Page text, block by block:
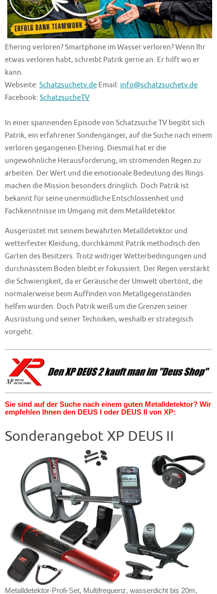
Ehering verloren? Smartphone im Wasser verloren? Wenn Ihr
etwas verloren habt, schreibt Patrik gerne an. Er hilft wo er
kann.
Webseite: Schatzsuchetv.de Email: info@schatzsuchetv.de
Facebook: SchatzsucheTV
In einer spannenden Episode von Schatzsuche TV begibt sich
Patrik, ein erfahrener Sondengänger, auf die Suche nach einem
verloren gegangenen Ehering. Diesmal hat er die
ungewöhnliche Herausforderung, im strömenden Regen zu
arbeiten. Der Wert und die emotionale Bedeutung des Rings
machen die Mission besonders dringlich. Doch Patrik ist
bekannt für seine unermüdliche Entschlossenheit und
Fachkenntnisse im Umgang mit dem Metalldetektor.
Ausgerüstet mit seinem bewährten Metalldetektor und
wetterfester Kleidung, durchkämmt Patrik methodisch den
Garten des Besitzers. Trotz widriger Wetterbedingungen und
durchnässtem Boden bleibt er fokussiert. Der Regen verstärkt
die Schwierigkeit, da er Geräusche der Umwelt übertönt, die
normalerweise beim Auffinden von Metallgegenständen
helfen würden. Doch Patrik weiß um die Grenzen seiner
Ausrüstung und seiner Techniken, weshalb er strategisch
vorgeht.
Sie sind auf der Suche nach einem guten Metalldetektor? Wir
empfehlen Ihnen den DEUS I oder DEUS II von XP:
Sonderangebot XP DEUS II
Metalldetektor-Profi-Set, Multifrequenz, wasserdicht bis 20m,